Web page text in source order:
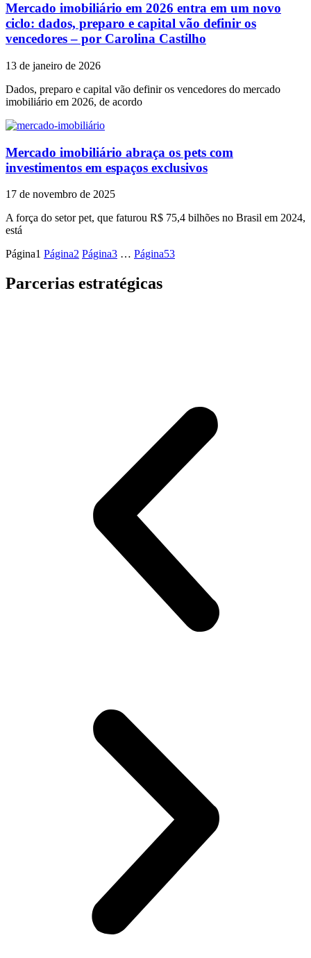
Mercado imobiliário em 2026 entra em um novo
ciclo: dados, preparo e capital vão definir os
vencedores – por Carolina Castilho
13 de janeiro de 2026
Dados, preparo e capital vão definir os vencedores do mercado
imobiliário em 2026, de acordo
Mercado imobiliário abraça os pets com
investimentos em espaços exclusivos
17 de novembro de 2025
A força do setor pet, que faturou R$ 75,4 bilhões no Brasil em 2024,
está
Página1 Página2 Página3 … Página53
Parcerias estratégicas